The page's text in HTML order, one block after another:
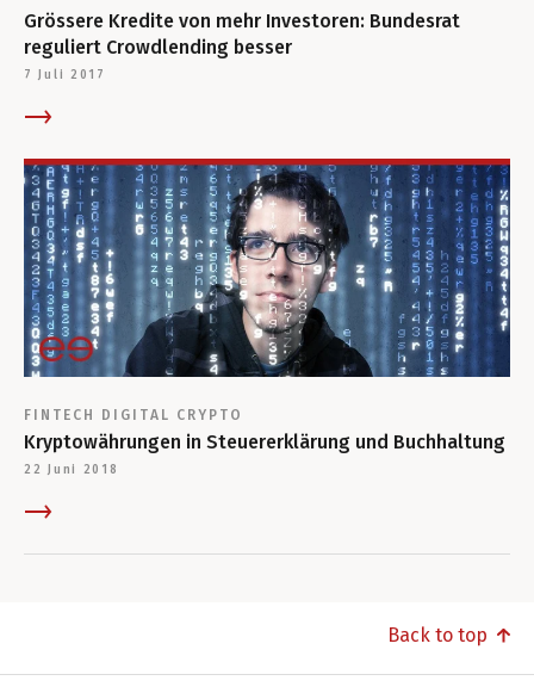
Grössere Kredite von mehr Investoren: Bundesrat
reguliert Crowdlending besser
7 Juli 2017
FINTECH DIGITAL CRYPTO
Kryptowährungen in Steuererklärung und Buchhaltung
22 Juni 2018
Back to top